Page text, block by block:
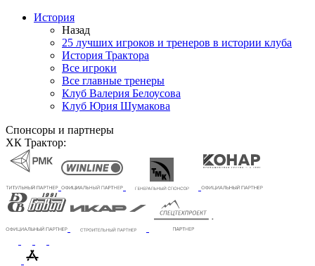
История
Назад
25 лучших игроков и тренеров в истории клуба
История Трактора
Все игроки
Все главные тренеры
Клуб Валерия Белоусова
Клуб Юрия Шумакова
Спонсоры и партнеры
ХК Трактор: